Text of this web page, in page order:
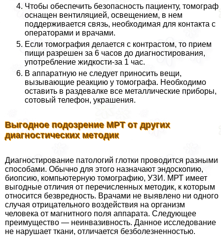
Чтобы обеспечить безопасность пациенту, томограф
оснащен вентиляцией, освещением, в нем
поддерживается связь, необходимая для контакта с
операторами и врачами.
Если томография делается с контрастом, то прием
пищи разрешен за 6 часов до диагностирования,
употрeбление жидкости-за 1 час.
В аппаратную не следует приносить вещи,
вызывающие реакцию у томографа. Необходимо
оставить в раздевалке все металлические приборы,
сотовый телефон, украшения.
Выгодное подозрение МРТ от других
диагностических методик
Диагностирование патологий глотки проводится разными
способами. Обычно для этого назначают эндоскопию,
биопсию, компьютерную томографию, УЗИ. МРТ имеет
выгодные отличия от перечисленных методик, к которым
относится безвредность. Врачами не выявлено ни одного
случая отрицательного воздействия на организм
человека от магнитного поля аппарата. Следующее
преимущество — неинвазивность. Данное исследование
не нарушает ткани, отличается безболезненностью.